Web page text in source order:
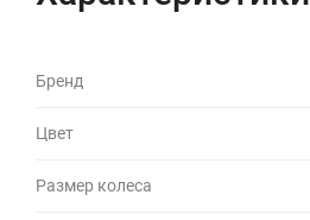
Бренд
Цвет
Размер колеса